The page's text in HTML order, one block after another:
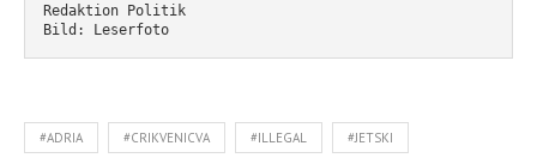
Redaktion Politik
Bild: Leserfoto
#ADRIA #CRIKVENICVA #ILLEGAL #JETSKI